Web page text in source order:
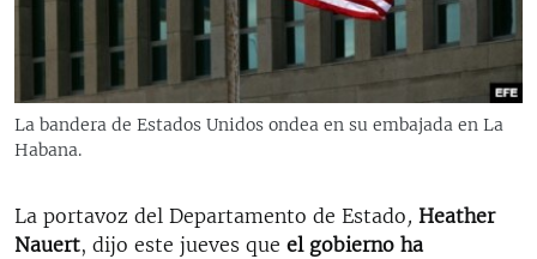
ESPECIALES
ESPECIALES
LA REALIDAD DE LA VIVIENDA EN CUBA
KENTU-CUBANO
MULTIMEDIA
EDITORIALES
SÍGUENOS
La bandera de Estados Unidos ondea en su embajada en La
Habana.
La portavoz del Departamento de Estado, Heather
Nauert, dijo este jueves que el gobierno ha